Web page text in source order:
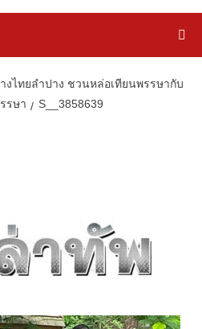
งไทยลำปาง ชวนหล่อเทียนพรรษากับ
รษา
S__3858639